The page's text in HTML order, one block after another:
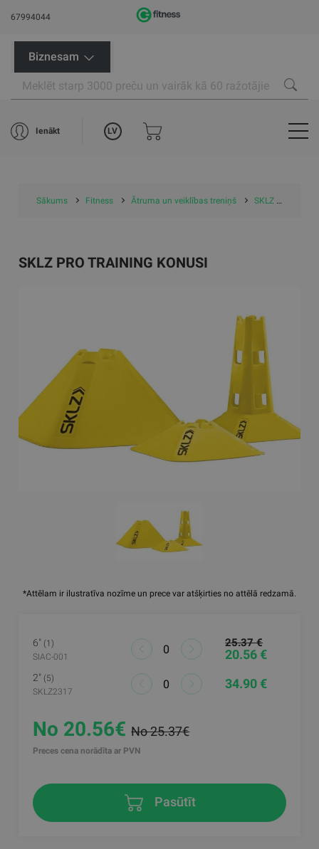
67994044
Biznesam
Ienākt LV
Sākums Fitness Ātruma un veiklības treniņš SKLZ Pro Training konusi
*Attēlam ir ilustratīva nozīme un prece var atšķirties no attēlā redzamā.
SKLZ PRO TRAINING KONUSI
6" (1)
SIAC-001
25.37 €
20.56 €
2" (5)
SKLZ2317
34.90 €
No 20.56€No 25.37€
Preces cena norādīta ar PVN
Pasūtīt